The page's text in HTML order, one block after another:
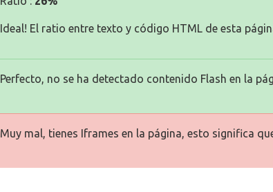
Ideal! El ratio entre texto y código HTML de esta
Perfecto, no se ha detectado contenido Flash en la
Muy mal, tienes Iframes en la página, esto significa